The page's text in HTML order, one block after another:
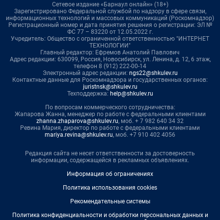
Сетевое издание «Барнаул онлайн» (18+)
Зарегистрировано Федеральной службой по надзору в сфере связи,
информационных технологий и массовых коммуникаций (Роскомнадзор)
Регистрационный номер и дата принятия решения о регистрации: ЭЛ №
ФС 77 – 83220 от 12.05.2022 г.
Учредитель: Общество с ограниченной ответственностью "ИНТЕРНЕТ
ТЕХНОЛОГИИ"
Главный редактор: Ефремов Анатолий Павлович
Адрес редакции: 630099, Россия, Новосибирск, ул. Ленина, д. 12, 6 этаж,
телефон 8 (912) 222-00-14
Электронный адрес редакции: ngs22@shkulev.ru
Контактные данные для Роскомнадзора и государственных органов:
juristnsk@shkulev.ru
Техподдержка: help@shkulev.ru
По вопросам коммерческого сотрудничества:
Жапарова Жанна, менеджер по работе с федеральными клиентами
zhanna.zhaparova@shkulev.ru, моб. + 7 982 640 34 32
Ревина Мария, директор по работе с федеральными клиентами
mariya.revina@shkulev.ru, моб. +7 910 402 4056
Редакция сайта не несет ответственности за достоверность
информации, содержащейся в рекламных объявлениях.
Информация об ограничениях
Политика использования cookies
Рекомендательные системы
Политика конфиденциальности и обработки персональных данных и